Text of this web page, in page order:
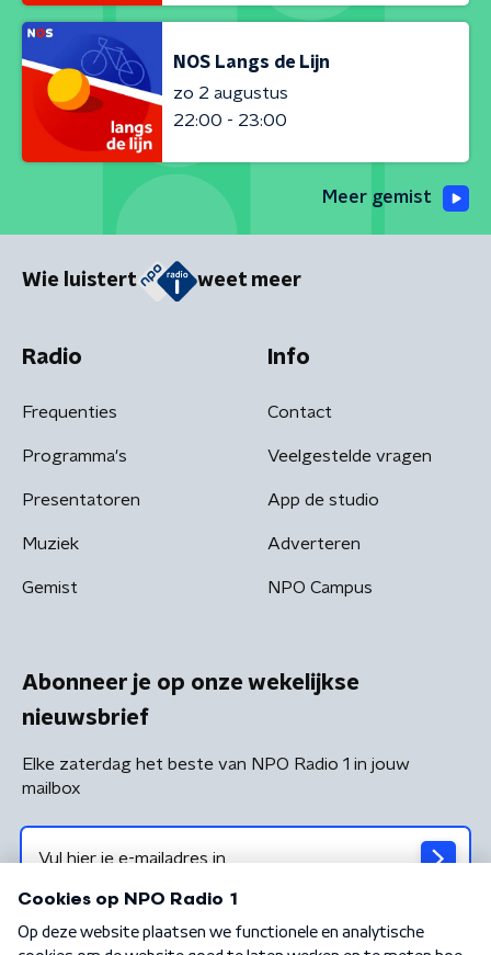
NOS Langs de Lijn
zo 2 augustus
22:00 - 23:00
Meer gemist
Wie luistert weet meer
Radio
Frequenties
Programma's
Presentatoren
Muziek
Gemist
Info
Contact
Veelgestelde vragen
App de studio
Adverteren
NPO Campus
Abonneer je op onze wekelijkse
nieuwsbrief
Elke zaterdag het beste van NPO Radio 1 in jouw
mailbox